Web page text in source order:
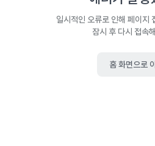
일시적인 오류로 인해 페이지
잠시 후 다시 접속
홈 화면으로